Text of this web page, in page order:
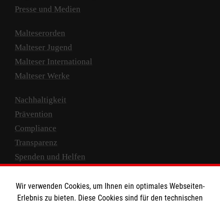
Presse und Medien
Malteserorden
Malteser Jugend
Malteser International
Malteser Werke
Nachhaltigkeit
Prävention
Compliance
Transparenz
Spenden und Helfen
Empfänger: Malteser Hilfsdienst e.V.
Wir verwenden Cookies, um Ihnen ein optimales Webseiten-
Erlebnis zu bieten. Diese Cookies sind für den technischen